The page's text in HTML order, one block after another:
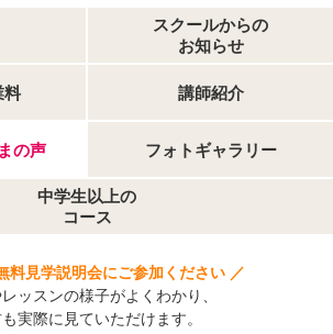
スクールからの
お知らせ
料 講師紹介
の声 フォトギャラリー
中学生以上の
コース
料見学説明会にご参加ください ／
ッスンの様子がよくわかり、
実際に見ていただけます。